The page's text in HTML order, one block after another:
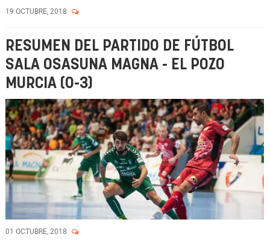
19 OCTUBRE, 2018
RESUMEN DEL PARTIDO DE FÚTBOL
SALA OSASUNA MAGNA - EL POZO
MURCIA (0-3)
01 OCTUBRE, 2018